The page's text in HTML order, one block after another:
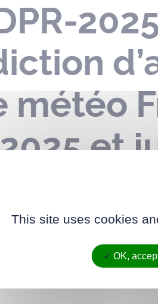
météo
et
de
This site uses cookies
OK,